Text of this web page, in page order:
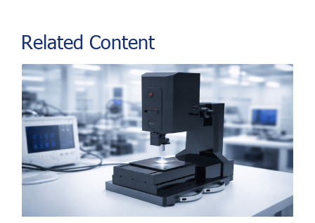
Related Content